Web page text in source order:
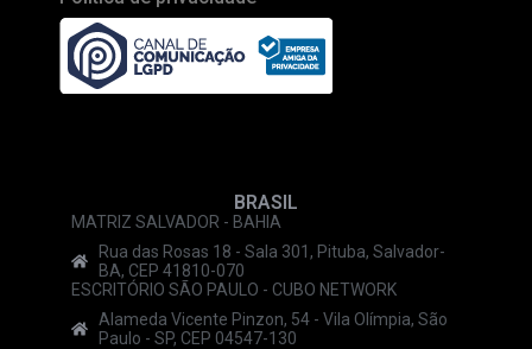
BRASIL
MATRIZ SALVADOR - BAHIA
Rua das Rosas 18 - Sala 301, Pituba, Salvador-
BA, CEP 41810-070
ESCRITÓRIO SÃO PAULO - CUBO NETWORK
Alameda Vicente Pinzon, 54 - Vila Olímpia, São
Paulo - SP, CEP 04547-130